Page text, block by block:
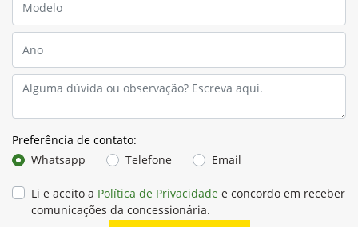
Preferência de contato:
Whatsapp
Telefone Email
Li e aceito a Política de Privacidade e concordo em receber
comunicações da concessionária.